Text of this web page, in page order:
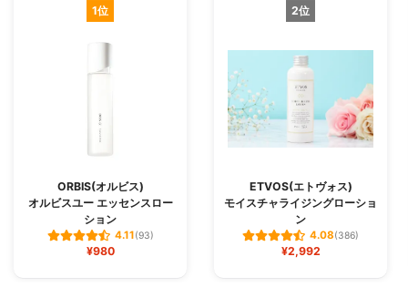
1位
ORBIS(オルビス)
オルビスユー エッセンスロー
ション
4.11(93)
¥980
2位
ETVOS(エトヴォス)
モイスチャライジングローショ
ン
4.08(386)
¥2,992